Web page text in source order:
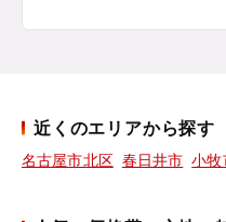
近くのエリアから探す
名古屋市北区 春日井市 小牧